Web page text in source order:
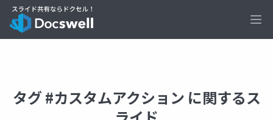
タグ #カスタムアクション に関するス